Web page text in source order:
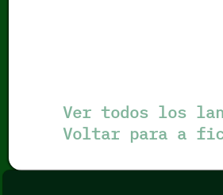
Ver todos los
Voltar para a